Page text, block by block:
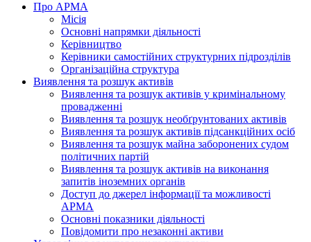
Про АРМА
Місія
Основні напрямки діяльності
Керівництво
Керівники самостійних структурних підрозділів
Організаційна структура
Виявлення та розшук активів
Виявлення та розшук активів у кримінальному
провадженні
Виявлення та розшук необґрунтованих активів
Виявлення та розшук активів підсанкційних осіб
Виявлення та розшук майна заборонених судом
політичних партій
Виявлення та розшук активів на виконання
запитів іноземних органів
Доступ до джерел інформації та можливості
АРМА
Основні показники діяльності
Повідомити про незаконні активи